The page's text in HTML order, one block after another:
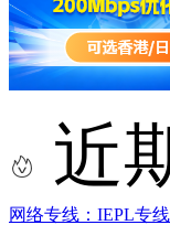
近
网络专线：IEPL专